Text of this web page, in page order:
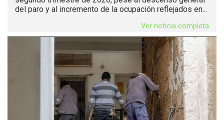
del paro y al incremento de la ocupación reflejados en...
Ver noticia completa